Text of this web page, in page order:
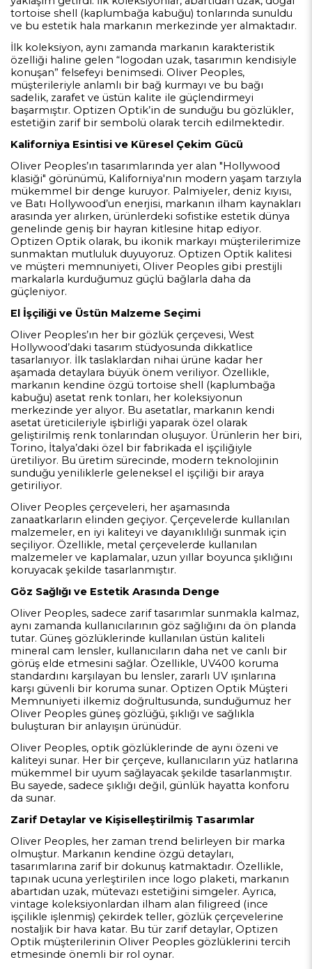
tortoise shell (kaplumbağa kabuğu) tonlarında sunuldu
ve bu estetik hala markanın merkezinde yer almaktadır.
İlk koleksiyon, aynı zamanda markanın karakteristik
özelliği haline gelen “logodan uzak, tasarımın kendisiyle
konuşan” felsefeyi benimsedi. Oliver Peoples,
müşterileriyle anlamlı bir bağ kurmayı ve bu bağı
sadelik, zarafet ve üstün kalite ile güçlendirmeyi
başarmıştır. Optizen Optik’in de sunduğu bu gözlükler,
estetiğin zarif bir sembolü olarak tercih edilmektedir.
Kaliforniya Esintisi ve Küresel Çekim Gücü
Oliver Peoples’ın tasarımlarında yer alan "Hollywood
klasiği" görünümü, Kaliforniya'nın modern yaşam tarzıyla
mükemmel bir denge kuruyor. Palmiyeler, deniz kıyısı,
ve Batı Hollywood’un enerjisi, markanın ilham kaynakları
arasında yer alırken, ürünlerdeki sofistike estetik dünya
genelinde geniş bir hayran kitlesine hitap ediyor.
Optizen Optik olarak, bu ikonik markayı müşterilerimize
sunmaktan mutluluk duyuyoruz. Optizen Optik kalitesi
ve müşteri memnuniyeti, Oliver Peoples gibi prestijli
markalarla kurduğumuz güçlü bağlarla daha da
güçleniyor.
El İşçiliği ve Üstün Malzeme Seçimi
Oliver Peoples’ın her bir gözlük çerçevesi, West
Hollywood’daki tasarım stüdyosunda dikkatlice
tasarlanıyor. İlk taslaklardan nihai ürüne kadar her
aşamada detaylara büyük önem veriliyor. Özellikle,
markanın kendine özgü tortoise shell (kaplumbağa
kabuğu) asetat renk tonları, her koleksiyonun
merkezinde yer alıyor. Bu asetatlar, markanın kendi
asetat üreticileriyle işbirliği yaparak özel olarak
geliştirilmiş renk tonlarından oluşuyor. Ürünlerin her biri,
Torino, İtalya’daki özel bir fabrikada el işçiliğiyle
üretiliyor. Bu üretim sürecinde, modern teknolojinin
sunduğu yeniliklerle geleneksel el işçiliği bir araya
getiriliyor.
Oliver Peoples çerçeveleri, her aşamasında
zanaatkarların elinden geçiyor. Çerçevelerde kullanılan
malzemeler, en iyi kaliteyi ve dayanıklılığı sunmak için
seçiliyor. Özellikle, metal çerçevelerde kullanılan
malzemeler ve kaplamalar, uzun yıllar boyunca şıklığını
koruyacak şekilde tasarlanmıştır.
Göz Sağlığı ve Estetik Arasında Denge
Oliver Peoples, sadece zarif tasarımlar sunmakla kalmaz,
aynı zamanda kullanıcılarının göz sağlığını da ön planda
tutar. Güneş gözlüklerinde kullanılan üstün kaliteli
mineral cam lensler, kullanıcıların daha net ve canlı bir
görüş elde etmesini sağlar. Özellikle, UV400 koruma
standardını karşılayan bu lensler, zararlı UV ışınlarına
karşı güvenli bir koruma sunar. Optizen Optik Müşteri
Memnuniyeti ilkemiz doğrultusunda, sunduğumuz her
Oliver Peoples güneş gözlüğü, şıklığı ve sağlıkla
buluşturan bir anlayışın ürünüdür.
Oliver Peoples, optik gözlüklerinde de aynı özeni ve
kaliteyi sunar. Her bir çerçeve, kullanıcıların yüz hatlarına
mükemmel bir uyum sağlayacak şekilde tasarlanmıştır.
Bu sayede, sadece şıklığı değil, günlük hayatta konforu
da sunar.
Zarif Detaylar ve Kişiselleştirilmiş Tasarımlar
Oliver Peoples, her zaman trend belirleyen bir marka
olmuştur. Markanın kendine özgü detayları,
tasarımlarına zarif bir dokunuş katmaktadır. Özellikle,
tapınak ucuna yerleştirilen ince logo plaketi, markanın
abartıdan uzak, mütevazı estetiğini simgeler. Ayrıca,
vintage koleksiyonlardan ilham alan filigreed (ince
işçilikle işlenmiş) çekirdek teller, gözlük çerçevelerine
nostaljik bir hava katar. Bu tür zarif detaylar, Optizen
Optik müşterilerinin Oliver Peoples gözlüklerini tercih
etmesinde önemli bir rol oynar.